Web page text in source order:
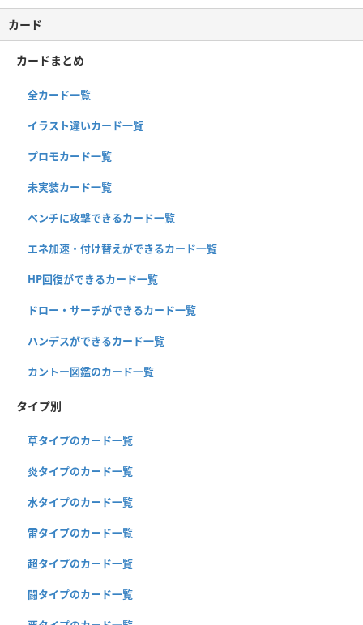
カード
カードまとめ
全カード一覧
イラスト違いカード一覧
プロモカード一覧
未実装カード一覧
ベンチに攻撃できるカード一覧
エネ加速・付け替えができるカード一覧
HP回復ができるカード一覧
ドロー・サーチができるカード一覧
ハンデスができるカード一覧
カントー図鑑のカード一覧
タイプ別
草タイプのカード一覧
炎タイプのカード一覧
水タイプのカード一覧
雷タイプのカード一覧
超タイプのカード一覧
闘タイプのカード一覧